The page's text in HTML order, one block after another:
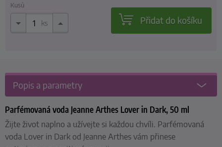
Kusů
ks Přidat do košíku
Popis a parametry
Parfémovaná voda Jeanne Arthes Lover in Dark, 50 ml
Žijte život naplno a užívejte si každou chvíli. Parfémovaná
voda Lover in Dark od Jeanne Arthes vám přinese